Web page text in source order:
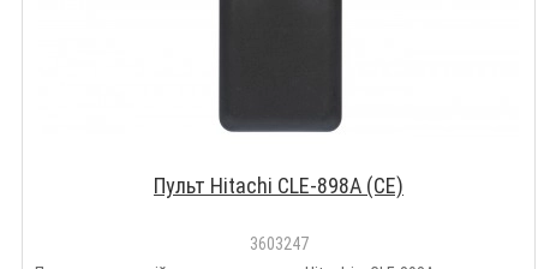
Пульт Hitachi CLE-898A (CE)
3603247